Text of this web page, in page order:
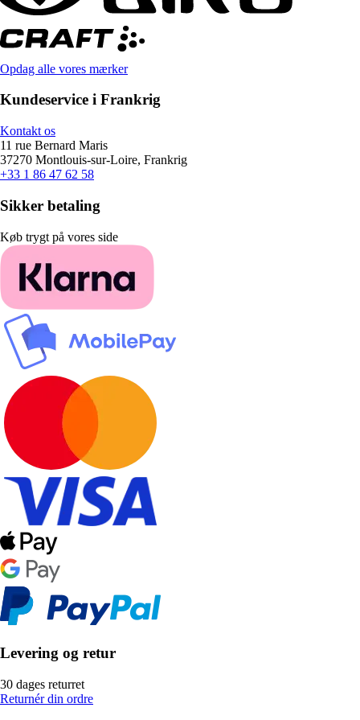
Opdag alle vores mærker
Kundeservice i Frankrig
Kontakt os
11 rue Bernard Maris
37270 Montlouis-sur-Loire, Frankrig
+33 1 86 47 62 58
Sikker betaling
Køb trygt på vores side
Levering og retur
30 dages returret
Returnér din ordre